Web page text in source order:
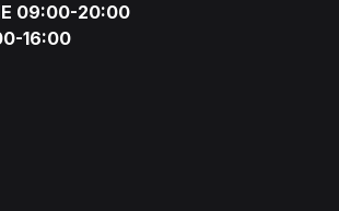
09:00-20:00
16:00